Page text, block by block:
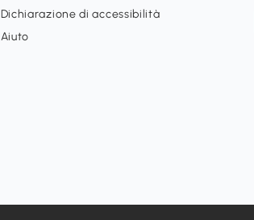
Dichiarazione di accessibilità
Aiuto